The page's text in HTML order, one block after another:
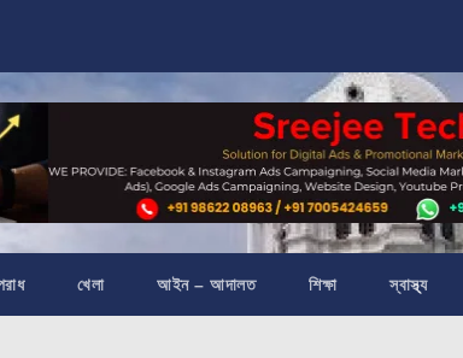
খেলা আইন – আদালত শিক্ষা স্বাস্থ্য